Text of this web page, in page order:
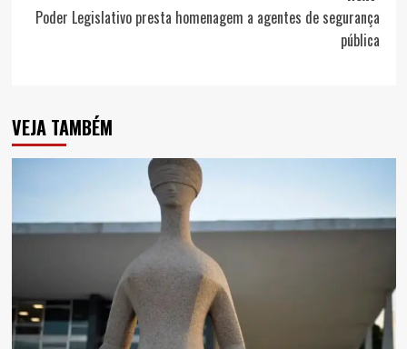
Poder Legislativo presta homenagem a agentes de segurança
pública
VEJA TAMBÉM